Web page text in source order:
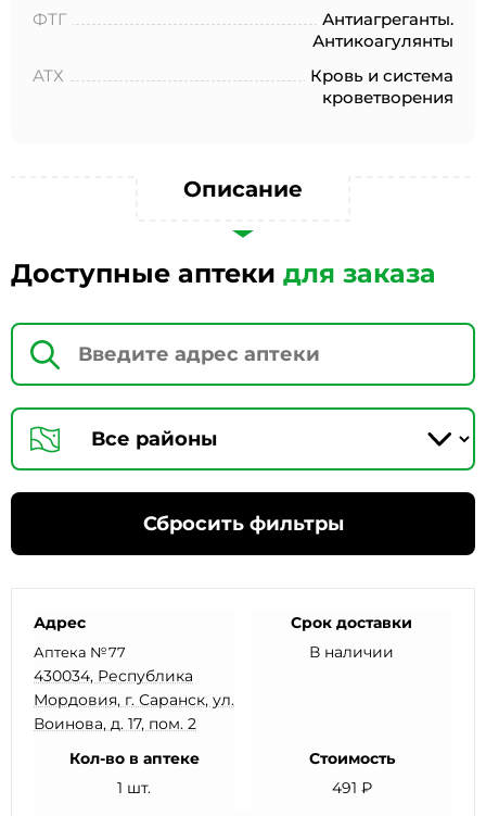
ФТГ
Антиагреганты.
Антикоагулянты
АТХ
Кровь и система
кроветворения
Описание
Доступные аптеки для заказа
Сбросить фильтры
Адрес
Аптека №77
430034, Республика
Мордовия, г. Саранск, ул.
Воинова, д. 17, пом. 2
Срок доставки
В наличии
Кол-во в аптеке
1 шт.
Стоимость
491 ₽